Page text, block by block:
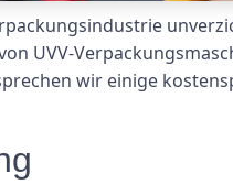
UVV-
wir einige